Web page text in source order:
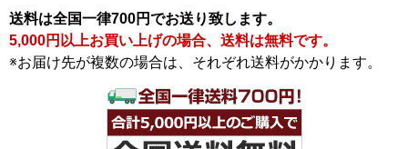
送料は全国一律700円でお送り致します。
5,000円以上お買い上げの場合、送料は無料です。
※お届け先が複数の場合は、それぞれ送料がかかります。